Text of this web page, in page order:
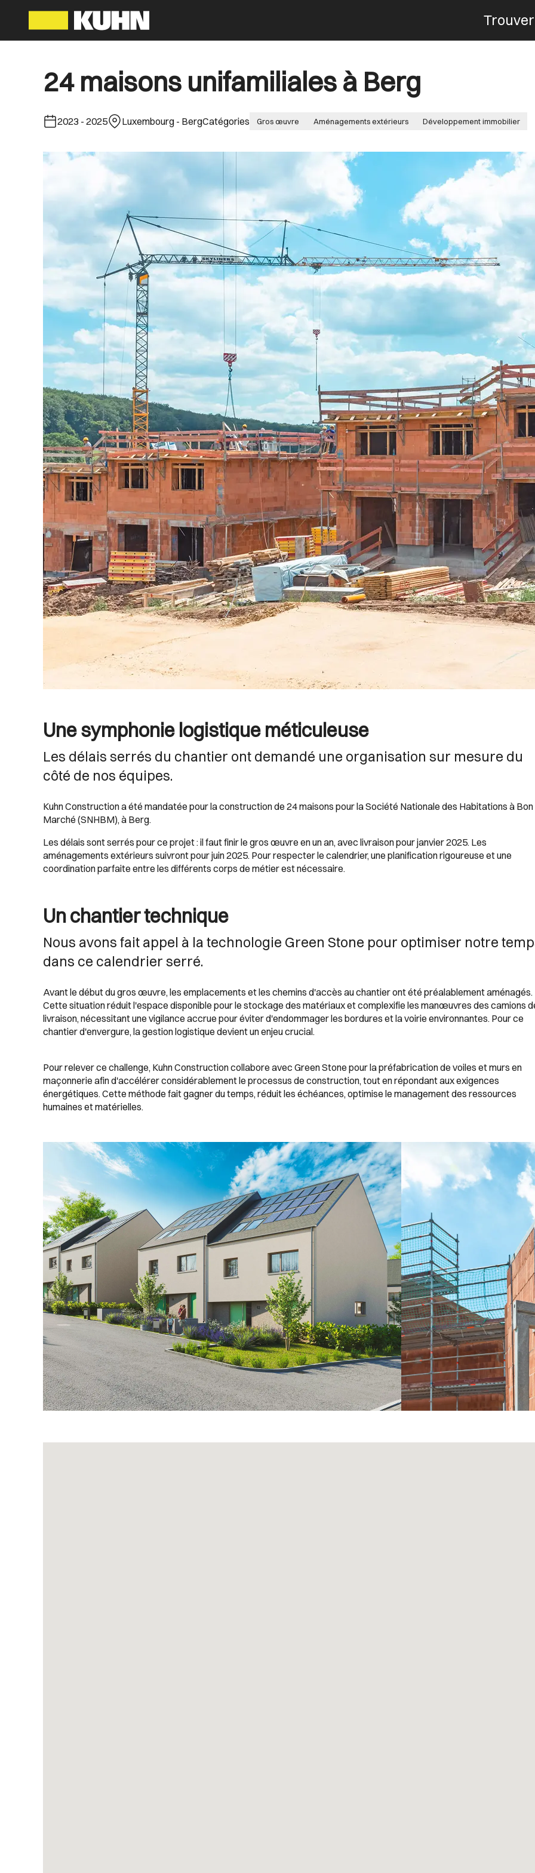
24 maisons unifamiliales à Berg
2023 - 2025 Luxembourg - BergCatégories Gros œuvre Aménagements extérieurs Développement immobilier
Une symphonie logistique méticuleuse
Les délais serrés du chantier ont demandé une organisation sur mesure du
côté de nos équipes.
Kuhn Construction a été mandatée pour la construction de 24 maisons pour la Société Nationale des Habitations à Bon
Marché (SNHBM), à Berg.
Les délais sont serrés pour ce projet : il faut finir le gros œuvre en un an, avec livraison pour janvier 2025. Les
aménagements extérieurs suivront pour juin 2025. Pour respecter le calendrier, une planification rigoureuse et une
coordination parfaite entre les différents corps de métier est nécessaire.
Un chantier technique
Nous avons fait appel à la technologie Green Stone pour optimiser notre
dans ce calendrier serré.
Avant le début du gros œuvre, les emplacements et les chemins d'accès au chantier ont été préalablement aménagés.
Cette situation réduit l'espace disponible pour le stockage des matériaux et complexifie les manœuvres des camions
livraison, nécessitant une vigilance accrue pour éviter d'endommager les bordures et la voirie environnantes. Pour ce
chantier d'envergure, la gestion logistique devient un enjeu crucial.
Pour relever ce challenge, Kuhn Construction collabore avec Green Stone pour la préfabrication de voiles et murs en
maçonnerie afin d'accélérer considérablement le processus de construction, tout en répondant aux exigences
énergétiques. Cette méthode fait gagner du temps, réduit les échéances, optimise le management des ressources
humaines et matérielles.
Images Gallery
Menu